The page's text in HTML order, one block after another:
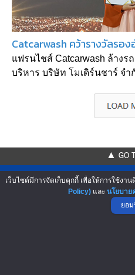
Catcarwash คว้ารางวัลรอ
แฟรนไชส์ Catcarwash ล้างร
บริหาร บริษัท โมเดิร์นชาร์ จำ
▲ GO
เว็บไซต์มีการจัดเก็บคุกกี้ เพื่อให้การใช้งาน
Policy)และ นโยบาย
ยอม